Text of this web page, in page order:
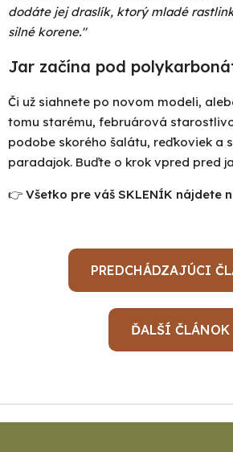
dodáte jej draslík, ktorý mladé
silné korene."
Jar začína pod
Či už siahnete po novom modeli,
tomu starému, februárová
podobe skorého šalátu, reďkoviek a
paradajok. Buďte o krok vpred pred
👉 Všetko pre váš SKLENÍK nájdete
PREDCHÁDZAJÚCI
ĎALŠÍ ČLÁNOK